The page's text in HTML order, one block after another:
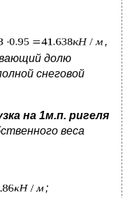
,
долю
снеговой
на 1м.п. ригеля
веса
;